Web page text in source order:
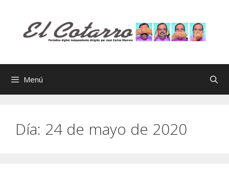
contenido
Menú
Día: 24 de mayo de 2020